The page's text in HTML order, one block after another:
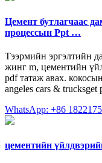
Цемент бутлагчаас
процессын Ppt …
Тээрмийн эргэлтийн
жинг m, цементийн
pdf татаж авах.
angeles cars & trucksget
WhatsApp: +86
цементийн